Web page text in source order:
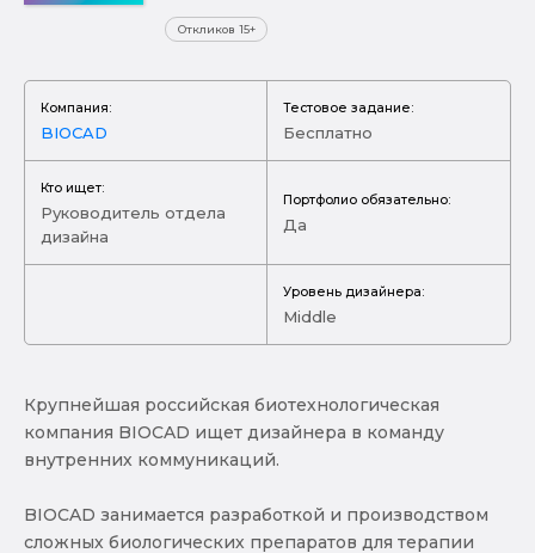
Откликов 15+
Компания:
BIOCAD
Тестовое задание:
Бесплатно
Кто ищет:
Руководитель отдела
дизайна
Портфолио обязательно:
Да
Уровень дизайнера:
Middle
Крупнейшая российская биотехнологическая
компания BIOCAD ищет дизайнера в команду
внутренних коммуникаций.
BIOCAD занимается разработкой и производством
сложных биологических препаратов для терапии